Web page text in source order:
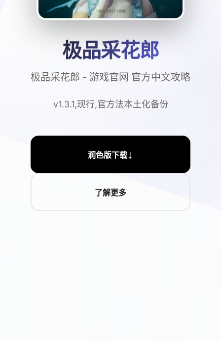
极品采花郎
极品采花郎 - 游戏官网 官方中文攻略
v1.3.1,现行,官方法本土化备份
润色版下载↓
了解更多